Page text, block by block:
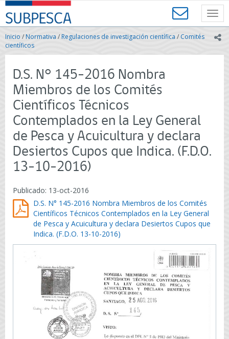
Contenido
principal
SUBPESCA
-
Subsecretaría
de
Pesca
Acuicultura
Gobierno
de
Chile
Inicio /Normativa / Regulaciones de investigación científica / Comités
científicos
D.S. N° 145-2016 Nombra
Miembros de los Comités
Científicos Técnicos
Contemplados en la Ley General
de Pesca y Acuicultura y declara
Desiertos Cupos que Indica. (F.D.O.
13-10-2016)
Publicado: 13-oct-2016
D.S. N° 145-2016 Nombra Miembros de los Comités
Científicos Técnicos Contemplados en la Ley General
de Pesca y Acuicultura y declara Desiertos Cupos que
Indica. (F.D.O. 13-10-2016)